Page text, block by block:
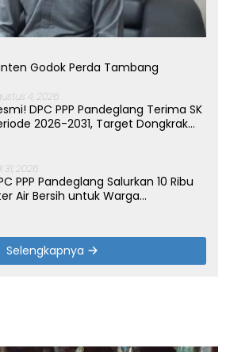
Godok Perda Tambang
4, 2026
DPC PPP Pandeglang Terima SK
2026-2031, Target Dongkrak
31, 2026
PPP Pandeglang Salurkan 10 Ribu
Air Bersih untuk Warga
Selengkapnya